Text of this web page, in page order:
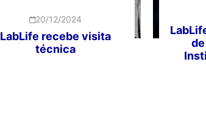
20/12/2024
LabLife recebe visita
técnica